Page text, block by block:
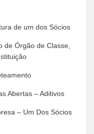
de um dos Sócios
de Órgão de Classe,
Abertas – Aditivos
– Um Dos Sócios